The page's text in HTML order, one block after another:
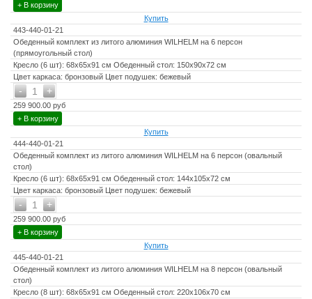
+ В корзину
Купить
443-440-01-21
Обеденный комплект из литого алюминия WILHELM на 6 персон
(прямоугольный стол)
Кресло (6 шт): 68х65х91 см Обеденный стол: 150х90х72 см
Цвет каркаса: бронзовый Цвет подушек: бежевый
+
- 1
259 900.00 руб
+ В корзину
Купить
444-440-01-21
Обеденный комплект из литого алюминия WILHELM на 6 персон (овальный
стол)
Кресло (6 шт): 68х65х91 см Обеденный стол: 144х105х72 см
Цвет каркаса: бронзовый Цвет подушек: бежевый
+
- 1
259 900.00 руб
+ В корзину
Купить
445-440-01-21
Обеденный комплект из литого алюминия WILHELM на 8 персон (овальный
стол)
Кресло (8 шт): 68х65х91 см Обеденный стол: 220х106х70 см